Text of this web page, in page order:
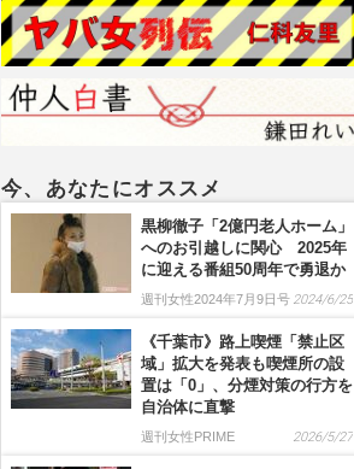
今、あなたにオススメ
黒柳徹子「2億円老人ホーム」
へのお引越しに関心 2025年
に迎える番組50周年で勇退か
週刊女性2024年7月9日号 2024/6/25
《千葉市》路上喫煙「禁止区
域」拡大を発表も喫煙所の設
置は「0」、分煙対策の行方を
自治体に直撃
週刊女性PRIME 2026/5/27